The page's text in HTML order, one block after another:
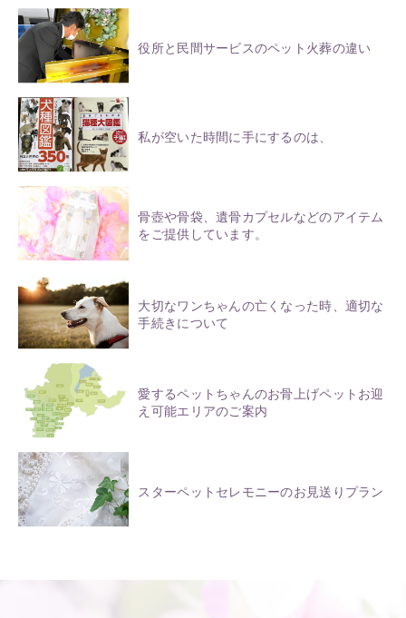
役所と民間サービスのペット火葬の違い
私が空いた時間に手にするのは、
骨壺や骨袋、遺骨カプセルなどのアイテム
をご提供しています。
大切なワンちゃんの亡くなった時、適切な
手続きについて
愛するペットちゃんのお骨上げペットお迎
え可能エリアのご案内
スターペットセレモニーのお見送りプラン